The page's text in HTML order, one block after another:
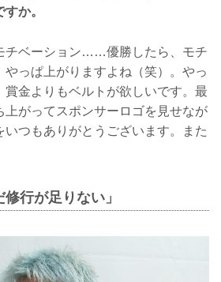
か。
チベーション……優勝したら、モチ
っぱ上がりますよね（笑）。やっ
賞金よりもベルトが欲しいです。最
上がってスポンサーロゴを見せなが
いつもありがとうございます。また
行が足りない」